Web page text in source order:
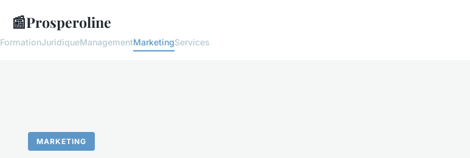
📰Prosperoline
FormationJuridiqueManagementMarketingServices
MARKETING